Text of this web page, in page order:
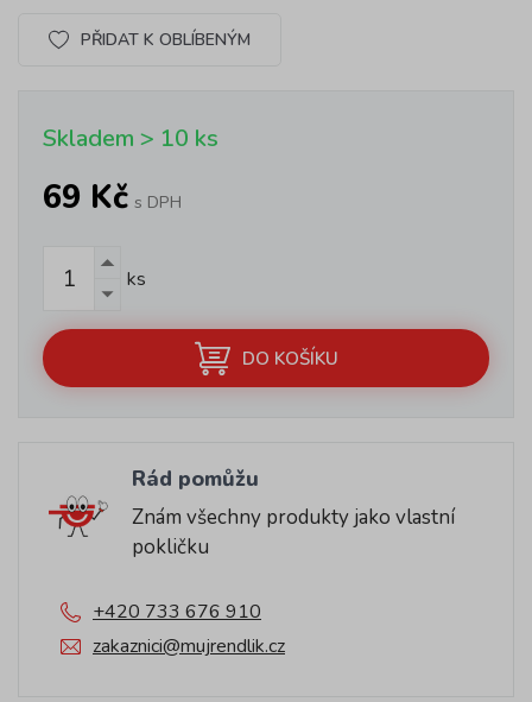
PŘIDAT K OBLÍBENÝM
Skladem > 10 ks
69 Kč s DPH
ks
DO KOŠÍKU
Rád pomůžu
Znám všechny produkty jako vlastní
pokličku
+420 733 676 910
zakaznici@mujrendlik.cz